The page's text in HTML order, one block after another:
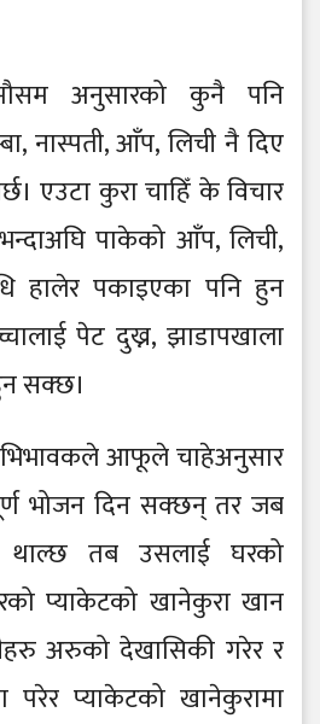
अनुसारको कुनै पनि
नास्पती, आँप, लिची नै दिए
एउटा कुरा चाहिँ के विचार
पाकेको आँप, लिची,
हालेर पकाइएका पनि हुन
पेट दुख्न, झाडापखाला
सक्छ।
आफूले चाहेअनुसार
भोजन दिन सक्छन् तर जब
तब उसलाई घरको
प्याकेटको खानेकुरा खान
अरुको देखासिकी गरेर र
परेर प्याकेटको खानेकुरामा